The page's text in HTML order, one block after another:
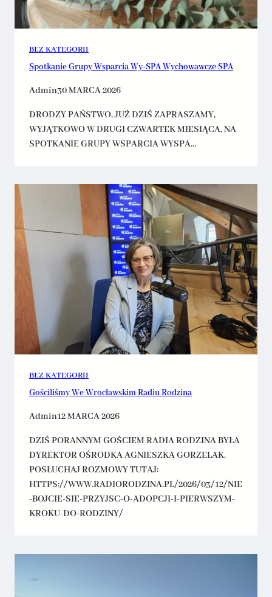
BEZ KATEGORII
Spotkanie Grupy Wsparcia Wy-SPA Wychowawcze SPA
Admin30 MARCA 2026
DRODZY PAŃSTWO, JUŻ DZIŚ ZAPRASZAMY,
WYJĄTKOWO W DRUGI CZWARTEK MIESIĄCA, NA
SPOTKANIE GRUPY WSPARCIA WYSPA…
BEZ KATEGORII
Gościliśmy We Wrocławskim Radiu Rodzina
Admin12 MARCA 2026
DZIŚ PORANNYM GOŚCIEM RADIA RODZINA BYŁA
DYREKTOR OŚRODKA AGNIESZKA GORZELAK.
POSŁUCHAJ ROZMOWY TUTAJ:
HTTPS://WWW.RADIORODZINA.PL/2026/03/12/NIE
-BOJCIE-SIE-PRZYJSC-O-ADOPCJI-I-PIERWSZYM-
KROKU-DO-RODZINY/